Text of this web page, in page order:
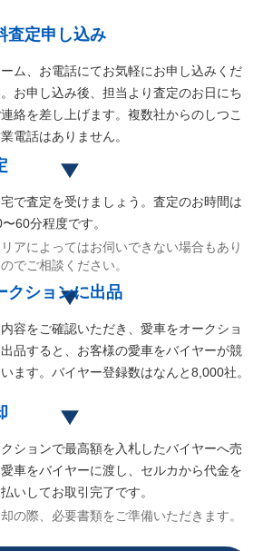
査定申し込み
ム、お電話にてお気軽にお申し込みくだ
お申し込み後、担当より査定のお日にち
絡を差し上げます。複数社からのしつこ
電話はありません。
で査定を受けましょう。査定のお時間は
60分程度です。
アによってはお伺いできない場合もあり
でご相談ください。
クションに出品
容をご確認いただき、愛車をオークショ
品すると、お客様の愛車をバイヤーが競
います。バイヤー登録数はなんと8,000社。
ションで最高額を入札したバイヤーへ売
車をバイヤーに渡し、セルカから代金を
いしてお取引完了です。
の際、必要書類をご準備いただきます。